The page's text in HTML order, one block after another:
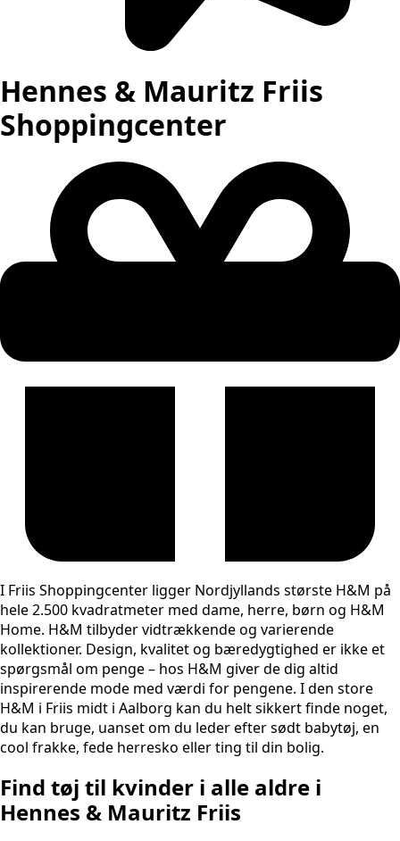
Hennes & Mauritz Friis
Shoppingcenter
I Friis Shoppingcenter ligger Nordjyllands største H&M på
hele 2.500 kvadratmeter med dame, herre, børn og H&M
Home. H&M tilbyder vidtrækkende og varierende
kollektioner. Design, kvalitet og bæredygtighed er ikke et
spørgsmål om penge – hos H&M giver de dig altid
inspirerende mode med værdi for pengene. I den store
H&M i Friis midt i Aalborg kan du helt sikkert finde noget,
du kan bruge, uanset om du leder efter sødt babytøj, en
cool frakke, fede herresko eller ting til din bolig.
Find tøj til kvinder i alle aldre i
Hennes & Mauritz Friis